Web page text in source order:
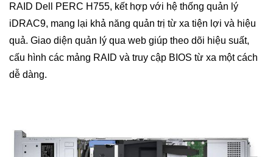
RAID Dell PERC H755, kết hợp với hệ thống quản lý
iDRAC9, mang lại khả năng quản trị từ xa tiện lợi và hiệu
quả. Giao diện quản lý qua web giúp theo dõi hiệu suất,
cấu hình các mảng RAID và truy cập BIOS từ xa một cách
dễ dàng.